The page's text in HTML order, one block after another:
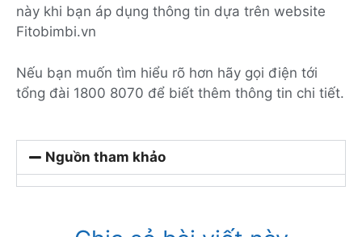
này khi bạn áp dụng thông tin dựa trên website
Fitobimbi.vn
Nếu bạn muốn tìm hiểu rõ hơn hãy gọi điện tới
tổng đài 1800 8070 để biết thêm thông tin chi tiết.
Nguồn tham khảo